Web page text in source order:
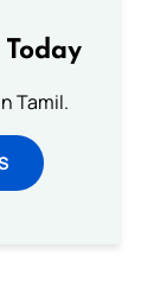
Tamil.